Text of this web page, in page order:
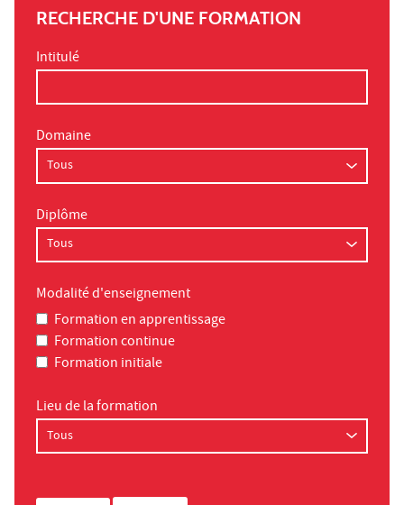
RECHERCHE D'UNE FORMATION
Intitulé
Domaine
Diplôme
Modalité d'enseignement
Formation en apprentissage
Formation continue
Formation initiale
Lieu de la formation